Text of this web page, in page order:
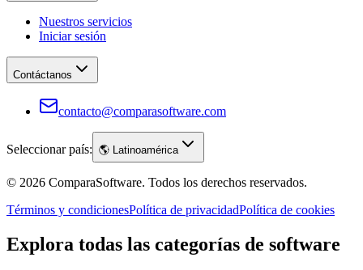
Nuestros servicios
Iniciar sesión
Contáctanos
contacto@comparasoftware.com
Seleccionar país: 🌎 Latinoamérica
© 2026 ComparaSoftware. Todos los derechos reservados.
Términos y condicionesPolítica de privacidadPolítica de cookies
Explora todas las categorías de software